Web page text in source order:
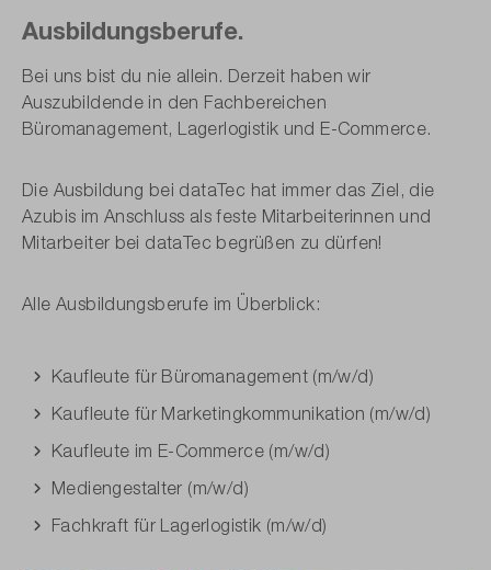
Ausbildungsberufe.
Bei uns bist du nie allein. Derzeit haben wir
Auszubildende in den Fachbereichen
Büromanagement, Lagerlogistik und E-Commerce.
Die Ausbildung bei dataTec hat immer das Ziel, die
Azubis im Anschluss als feste Mitarbeiterinnen und
Mitarbeiter bei dataTec begrüßen zu dürfen!
Alle Ausbildungsberufe im Überblick:
Kaufleute für Büromanagement (m/w/d)
Kaufleute für Marketingkommunikation (m/w/d)
Kaufleute im E-Commerce (m/w/d)
Mediengestalter (m/w/d)
Fachkraft für Lagerlogistik (m/w/d)